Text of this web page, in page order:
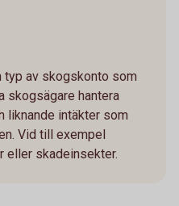
typ av skogskonto som
skogsägare hantera
liknande intäkter som
Vid till exempel
eller skadeinsekter.